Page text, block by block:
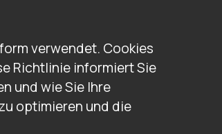
verwendet. Cookies
Richtlinie informiert Sie
und wie Sie Ihre
optimieren und die